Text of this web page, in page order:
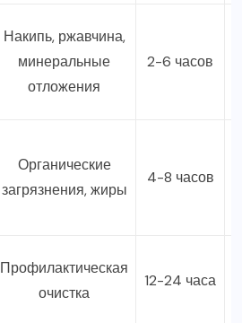
Накипь, ржавчина,
минеральные
отложения
2-6 часов
Органические
загрязнения, жиры
4-8 часов
Профилактическая
очистка
12-24 часа